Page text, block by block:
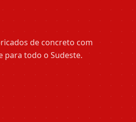
de concreto com
para todo o Sudeste.